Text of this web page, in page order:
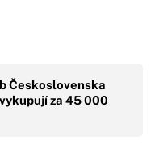
Československa
za 45 000